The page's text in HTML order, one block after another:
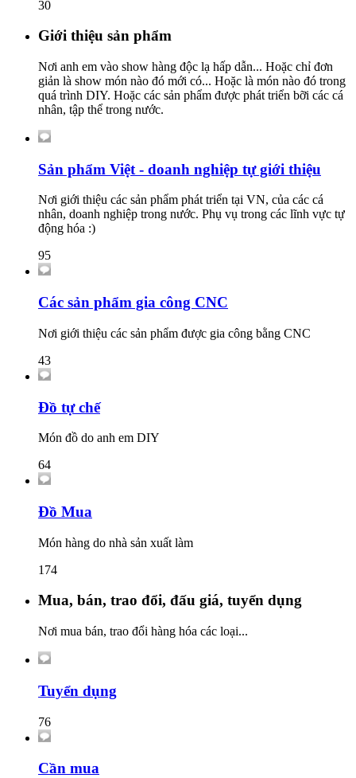
30
Giới thiệu sản phẩm
Nơi anh em vào show hàng độc lạ hấp dẫn... Hoặc chỉ đơn
giản là show món nào đó mới có... Hoặc là món nào đó trong
quá trình DIY. Hoặc các sản phẩm được phát triển bỡi các cá
nhân, tập thể trong nước.
Sản phẩm Việt - doanh nghiệp tự giới thiệu
Nơi giới thiệu các sản phẩm phát triển tại VN, của các cá
nhân, doanh nghiệp trong nước. Phụ vụ trong các lĩnh vực tự
động hóa :)
95
Các sản phẩm gia công CNC
Nơi giới thiệu các sản phẩm được gia công bằng CNC
43
Đồ tự chế
Món đồ do anh em DIY
64
Đồ Mua
Món hàng do nhà sản xuất làm
174
Mua, bán, trao đổi, đấu giá, tuyển dụng
Nơi mua bán, trao đổi hàng hóa các loại...
Tuyển dụng
76
Cần mua